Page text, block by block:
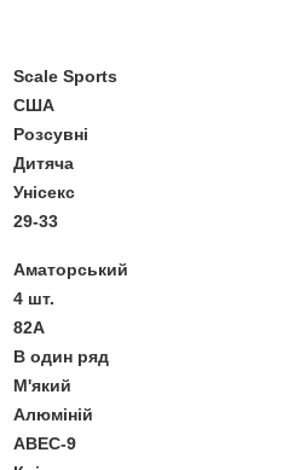
Scale Sports
США
Розсувні
Дитяча
Унісекс
29-33
Аматорський
4 шт.
82А
В один ряд
М'який
Алюміній
ABEC-9